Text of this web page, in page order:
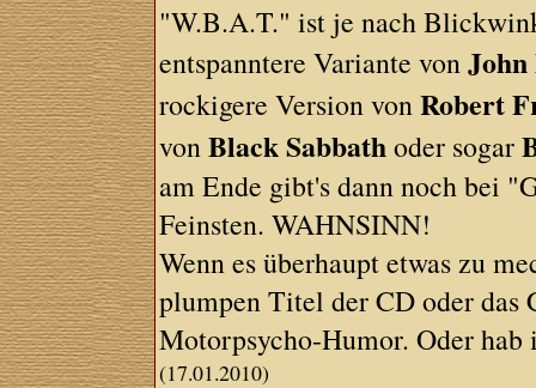
"W.B.A.T." ist je nach
entspanntere Variante von
rockigere Version vonRobert
vonBlack Sabbathoder sogar
am Ende gibt's dann noch bei
Feinsten. WAHNSINN!
Wenn es überhaupt etwas zu
plumpen Titel der CD oder das
Motorpsycho-Humor. Oder
(17.01.2010)